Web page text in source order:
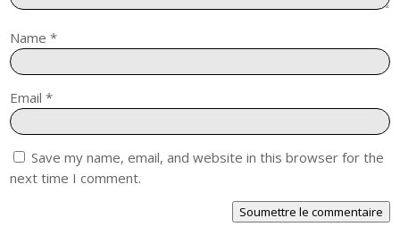
Name*
Email*
Save my name, email, and website in this browser for the
next time I comment.
Soumettre le commentaire